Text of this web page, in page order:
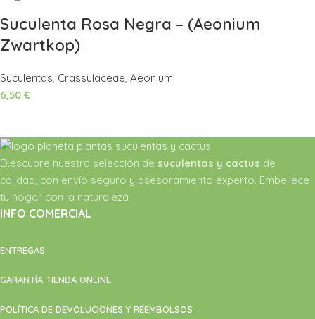
Suculenta Rosa Negra – (Aeonium
Zwartkop)
Suculentas, Crassulaceae, Aeonium
6,50 €
D.escubre nuestra selección de suculentas y cactus de
calidad, con envío seguro y asesoramiento experto. Embellece
tu hogar con la naturaleza
INFO COMERCIAL
ENTREGAS
GARANTÍA TIENDA ONLINE
POLÍTICA DE DEVOLUCIONES Y REEMBOLSOS